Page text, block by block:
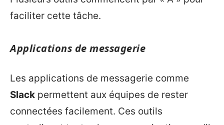
faciliter cette tâche.
Applications de messagerie
Les applications de messagerie comme
Slack permettent aux équipes de rester
connectées facilement. Ces outils